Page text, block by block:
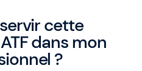
cette
dans mon
?